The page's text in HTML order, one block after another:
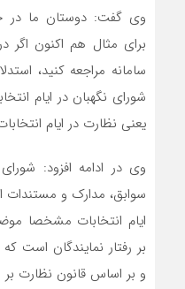
وی گفت: دوستان ما در
برای مثال هم اکنون
سامانه مراجعه کنید،
شورای نگهبان در ایام
یعنی نظارت در ایام
وی در ادامه افزود:
سوابق، مدارک و مستندات
ایام انتخابات مشخصا
بر رفتار نمایندگان
و بر اساس قانون نظارت بر